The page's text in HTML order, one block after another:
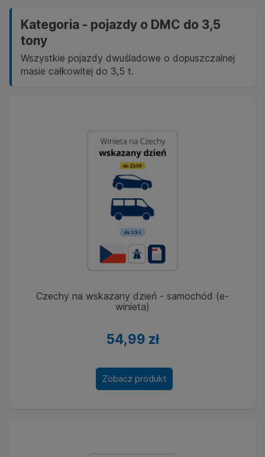
Kategoria - pojazdy o DMC do 3,5
tony
Wszystkie pojazdy dwuśladowe o dopuszczalnej
masie całkowitej do 3,5 t.
Czechy na wskazany dzień - samochód (e-
winieta)
54,99 zł
Zobacz produkt